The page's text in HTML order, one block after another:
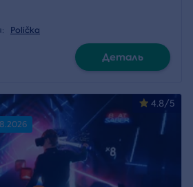
Polička
Деталь
4.8/5